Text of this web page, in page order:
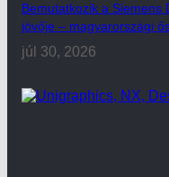
Bemutatkozik a Siemens
jövője – magyarországi
júl 30, 2026